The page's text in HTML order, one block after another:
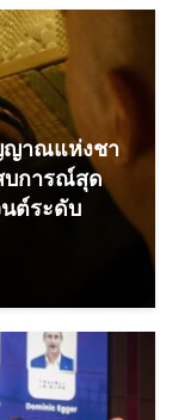
ญาณแห่งชา
บการณ์สุด
ต์ระดับ